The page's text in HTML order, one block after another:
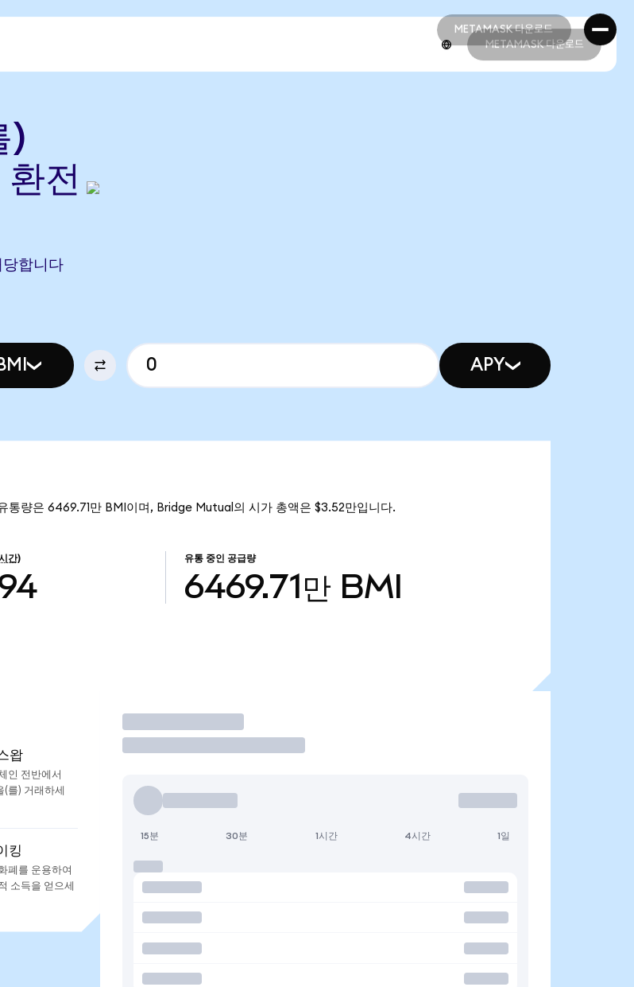
METAMASK 다운로드
METAMASK 다운로드
METAMASK 다운로드
)
전
당합니다
APY
량은 6469.71만 BMI이며, Bridge Mutual의 시가 총액은 $3.52만입니다.
간) 유통 중인 공급량
6469.71만 BMI
왑
인 전반에서
(를) 거래하세
킹
폐를 운용하여
소득을 얻으세
거래
15분 30분 1시간 4시간 1일